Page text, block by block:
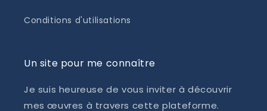
Conditions d'utilisations
Un site pour me connaître
Je suis heureuse de vous inviter à découvrir
mes œuvres à travers cette plateforme.